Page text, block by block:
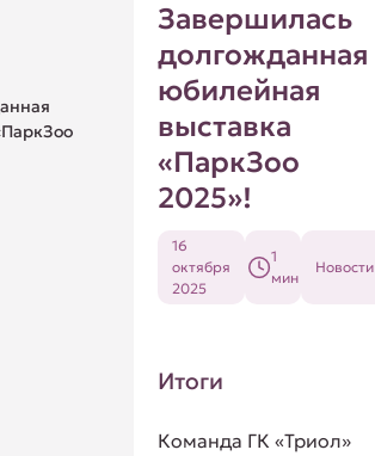
Завершилась
долгожданная
юбилейная
выставка
«ПаркЗоо
2025»!
16
октября
2025
1
мин
Новости
Итоги
Команда ГК «Триол»